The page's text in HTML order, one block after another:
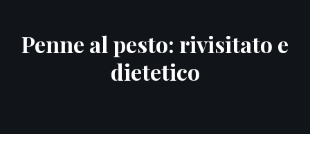
Penne al pesto: rivisitato e
dietetico